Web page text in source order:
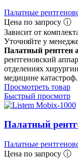
Палатные
Цена по запросу ⓘ
Зависит от
Уточняйте у
Палатный рентген
рентгеновский
отделениях
медицине катастроф.
Просмотреть товар
Быстрый просмотр
Палатный
Палатные
Цена по запросу ⓘ